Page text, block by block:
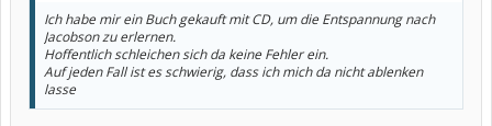
Ich habe mir ein Buch gekauft mit CD, um die Entspannung nach
Jacobson zu erlernen.
Hoffentlich schleichen sich da keine Fehler ein.
Auf jeden Fall ist es schwierig, dass ich mich da nicht ablenken
lasse